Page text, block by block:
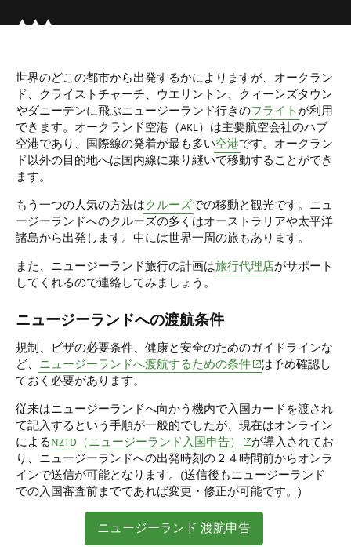
世界のどこの都市から出発するかによりますが、オークラン
ド、クライストチャーチ、ウエリントン、クィーンズタウン
やダニーデンに飛ぶニュージーランド行きのフライト が利用
できます。オークランド空港（AKL）は主要航空会社のハブ
空港であり、国際線の発着が最も多い空港です。オークラン
ド以外の目的地へは国内線に乗り継いで移動することができ
ます。
もう一つの人気の方法はクルーズでの移動と観光です。ニュ
ージーランドへのクルーズの多くはオーストラリアや太平洋
諸島から出発します。中には世界一周の旅もあります。
また、ニュージーランド旅行の計画は旅行代理店がサポート
してくれるので連絡してみましょう。
ニュージーランドへの渡航条件
規制、ビザの必要条件、健康と安全のためのガイドラインな
ど、 ニュージーランドへ渡航するための条件(opens in new
は予め確認し
ておく必要があります。
従来はニュージーランドへ向かう機内で入国カードを渡され
て記入するという手順が一般的でしたが、現在はオンライン
によるNZTD（ニュージーランド入国申告） (opens in new window)
が導入されてお
り、ニュージーランドへの出発時刻の２４時間前からオンラ
インで送信が可能となります。(送信後もニュージーランド
での入国審査前までであれば変更・修正が可能です。)
ニュージーランド 渡航申告